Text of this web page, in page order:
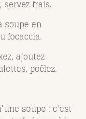
servez frais.
soupe en
focaccia.
ajoutez
poêlez.
soupe : c’est